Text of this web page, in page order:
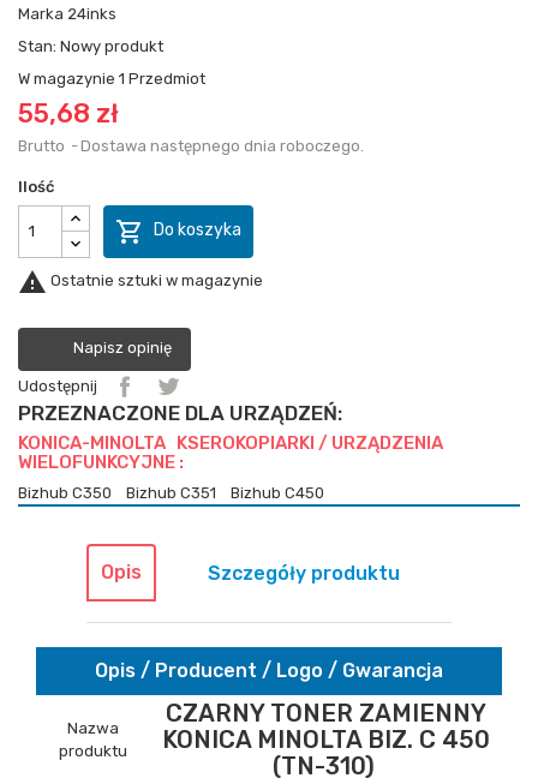
Marka 24inks
Stan: Nowy produkt
W magazynie 1 Przedmiot
55,68 zł
Brutto Dostawa następnego dnia roboczego.
Ilość
 Do koszyka
 Ostatnie sztuki w magazynie
Napisz opinię
Udostępnij
PRZEZNACZONE DLA URZĄDZEŃ:
KONICA-MINOLTA KSEROKOPIARKI / URZĄDZENIA
WIELOFUNKCYJNE :
Bizhub C350 Bizhub C351 Bizhub C450
Opis Szczegóły produktu
Opis / Producent / Logo / Gwarancja
Nazwa
produktu
CZARNY TONER ZAMIENNY
KONICA MINOLTA BIZ. C 450
(TN-310)